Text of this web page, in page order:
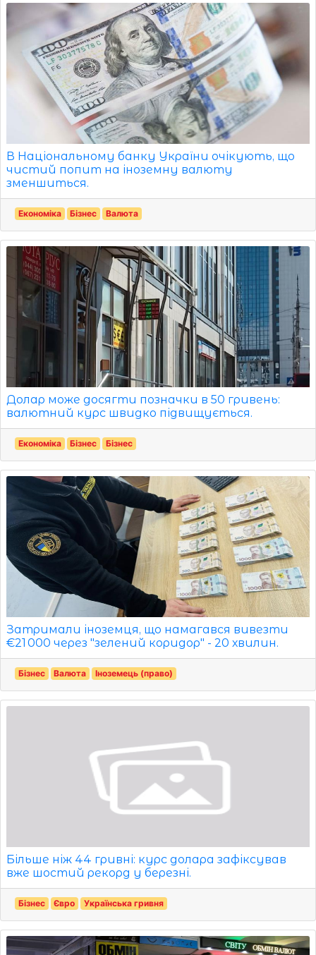
В Національному банку України очікують, що
чистий попит на іноземну валюту
зменшиться.
Економіка Бізнес Валюта
Долар може досягти позначки в 50 гривень:
валютний курс швидко підвищується.
Економіка Бізнес Бізнес
Затримали іноземця, що намагався вивезти
€21 000 через "зелений коридор" - 20 хвилин.
Бізнес Валюта Іноземець (право)
Більше ніж 44 гривні: курс долара зафіксував
вже шостий рекорд у березні.
Бізнес Євро Українська гривня